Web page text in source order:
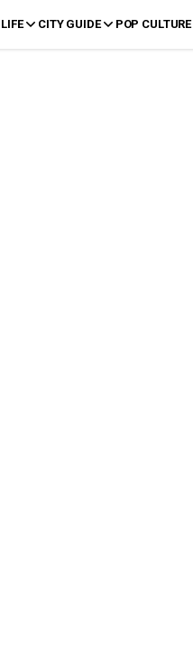
LIFE CITY GUIDE POP CULTURE